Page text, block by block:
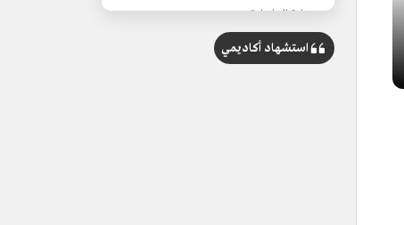
وزارة الداخلية.
أمير المنطقة
الأمير حسام بن سعود بن عبدالعزيز.
استشهاد أكاديمي